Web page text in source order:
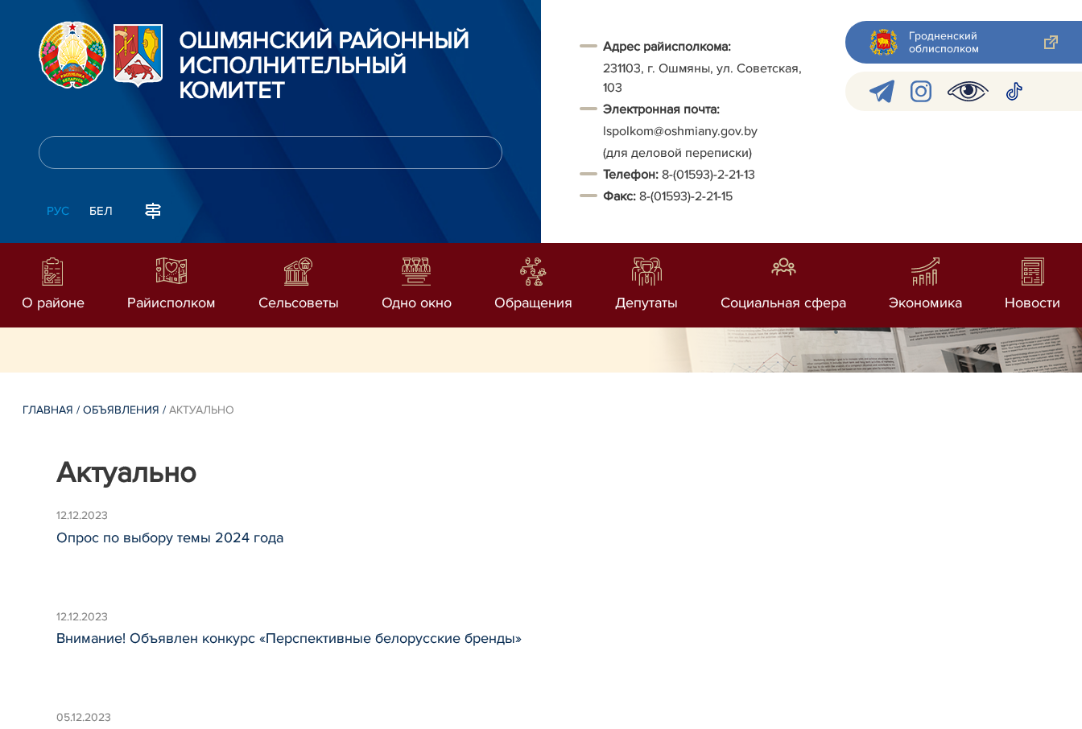
ОШМЯНСКИЙ РАЙОННЫЙ
ИСПОЛНИТЕЛЬНЫЙ
КОМИТЕТ
РУС БЕЛ
Адрес райисполкома:
231103, г. Ошмяны, ул. Советская,
103
Электронная почта:
Ispolkom@oshmiany.gov.by
(для деловой переписки)
Телефон: 8-(01593)-2-21-13
Факс: 8-(01593)-2-21-15
Гродненский
облисполком
О районе Райисполком Сельсоветы Одно окно Обращения Депутаты Социальная сфера Экономика Новости
ГЛАВНАЯ /ОБЪЯВЛЕНИЯ /АКТУАЛЬНО
Актуально
12.12.2023
Опрос по выбору темы 2024 года
12.12.2023
Внимание! Объявлен конкурс «Перспективные белорусские бренды»
05.12.2023